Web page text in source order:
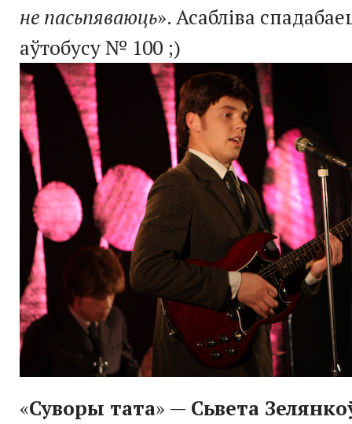
не пасьпяваюць». Асабліва
аўтобусу № 100 ;)
«Суворы тата» — Сьвета